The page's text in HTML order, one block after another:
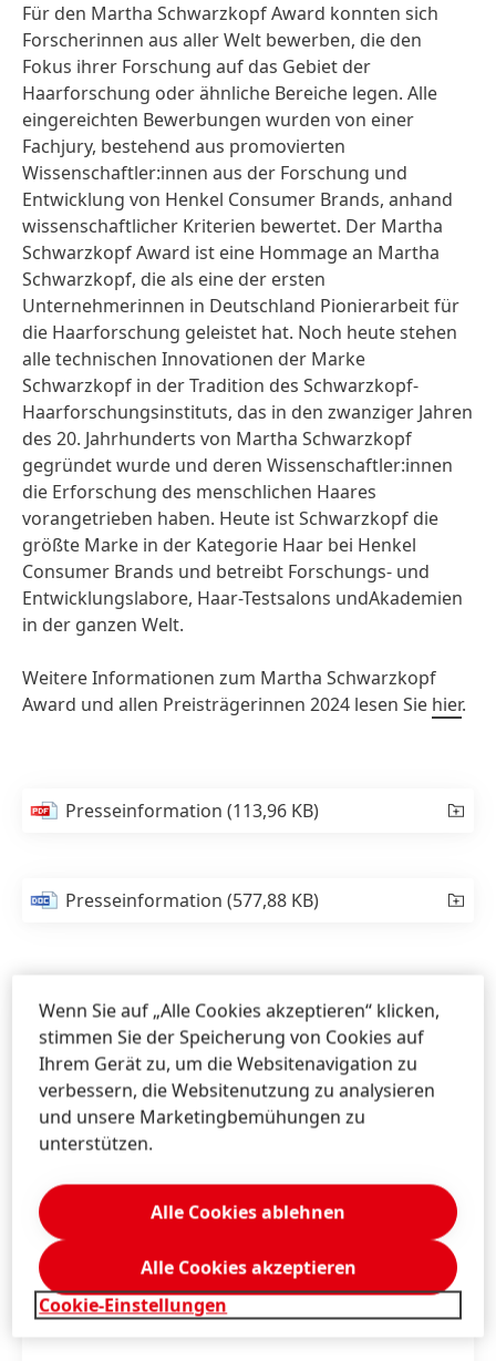
Für den Martha Schwarzkopf Award konnten sich
Forscherinnen aus aller Welt bewerben, die den
Fokus ihrer Forschung auf das Gebiet der
Haarforschung oder ähnliche Bereiche legen. Alle
eingereichten Bewerbungen wurden von einer
Fachjury, bestehend aus promovierten
Wissenschaftler:innen aus der Forschung und
Entwicklung von Henkel Consumer Brands, anhand
wissenschaftlicher Kriterien bewertet. Der Martha
Schwarzkopf Award ist eine Hommage an Martha
Schwarzkopf, die als eine der ersten
Unternehmerinnen in Deutschland Pionierarbeit für
die Haarforschung geleistet hat. Noch heute stehen
alle technischen Innovationen der Marke
Schwarzkopf in der Tradition des Schwarzkopf-
Haarforschungsinstituts, das in den zwanziger Jahren
des 20. Jahrhunderts von Martha Schwarzkopf
gegründet wurde und deren Wissenschaftler:innen
die Erforschung des menschlichen Haares
vorangetrieben haben. Heute ist Schwarzkopf die
größte Marke in der Kategorie Haar bei Henkel
Consumer Brands und betreibt Forschungs- und
Entwicklungslabore, Haar-Testsalons undAkademien
in der ganzen Welt.
Weitere Informationen zum Martha Schwarzkopf
Award und allen Preisträgerinnen 2024 lesen Sie hier.
Presseinformation(113,96 KB)
Presseinformation(577,88 KB)
Wenn Sie auf „Alle Cookies akzeptieren“ klicken,
stimmen Sie der Speicherung von Cookies auf
Ihrem Gerät zu, um die Websitenavigation zu
verbessern, die Websitenutzung zu analysieren
und unsere Marketingbemühungen zu
unterstützen.
Cookie-Einstellungen
Alle Cookies ablehnen
Alle Cookies akzeptieren